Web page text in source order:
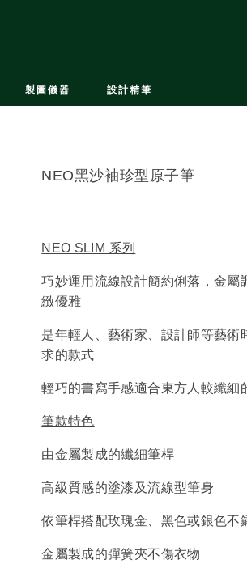
製圖儀器 設計精筆
NEO黑沙袖珍型原子筆
NEO SLIM 系列
巧妙運用流線設計簡約俐落，金屬
緻優雅
是年輕人、藝術家、設計師等藝術
求的款式
輕巧的書寫手感適合東方人較纖細
筆款特色
由金屬製成的纖細筆桿
高級質感的塗漆及流線型筆身
依筆桿搭配玫瑰金、黑色或銀色不
金屬製成的彈簧夾不傷衣物